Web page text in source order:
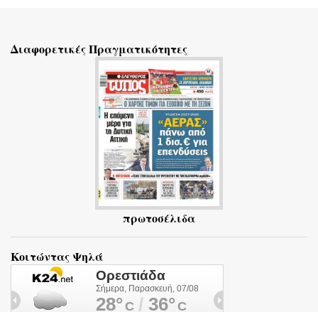
λ
Διαφορετικές Πραγματικότητες
πρωτοσέλιδα
Κοιτώντας Ψηλά